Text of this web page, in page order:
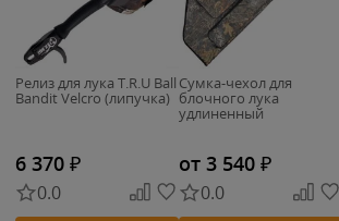
Релиз для лука T.R.U Ball
Bandit Velcro (липучка)
6 370 ₽
0.0
Сумка-чехол для
блочного лука
удлиненный
от 3 540 ₽
0.0